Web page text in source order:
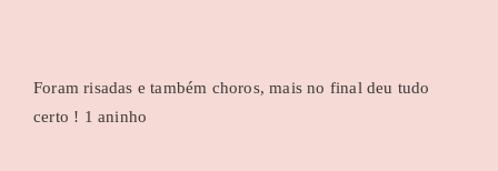
Foram risadas e também choros, mais no final deu tudo
certo ! 1 aninho